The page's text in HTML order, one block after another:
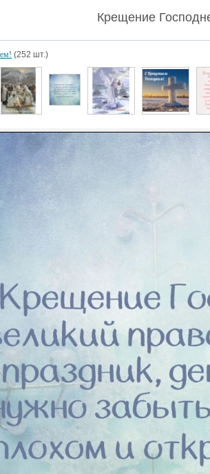
Крещение
(252 шт.)